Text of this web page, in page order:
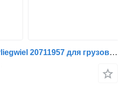
Маховик Renault Occ vliegwiel 20711957 для грузовика